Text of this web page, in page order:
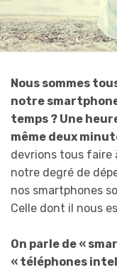
Nous sommes
notre
temps ? Une
même deux
devrions tous faire
notre degré de
nos smartphones
Celle dont il nous
On parle de «
« téléphones